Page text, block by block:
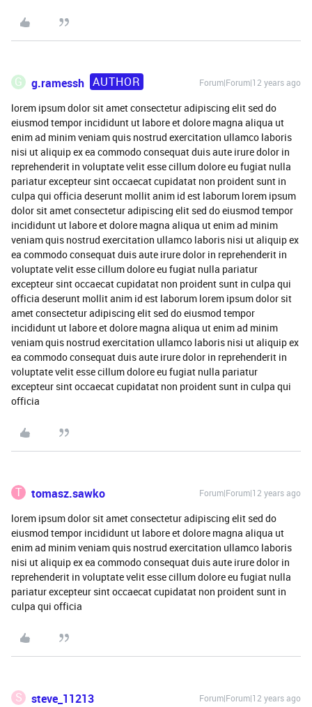
G g.ramessh AUTHOR Forum|Forum|12 years ago
lorem ipsum dolor sit amet consectetur adipiscing elit sed do
eiusmod tempor incididunt ut labore et dolore magna aliqua ut
enim ad minim veniam quis nostrud exercitation ullamco laboris
nisi ut aliquip ex ea commodo consequat duis aute irure dolor in
reprehenderit in voluptate velit esse cillum dolore eu fugiat nulla
pariatur excepteur sint occaecat cupidatat non proident sunt in
culpa qui officia deserunt mollit anim id est laborum lorem ipsum
dolor sit amet consectetur adipiscing elit sed do eiusmod tempor
incididunt ut labore et dolore magna aliqua ut enim ad minim
veniam quis nostrud exercitation ullamco laboris nisi ut aliquip ex
ea commodo consequat duis aute irure dolor in reprehenderit in
voluptate velit esse cillum dolore eu fugiat nulla pariatur
excepteur sint occaecat cupidatat non proident sunt in culpa qui
officia deserunt mollit anim id est laborum lorem ipsum dolor sit
amet consectetur adipiscing elit sed do eiusmod tempor
incididunt ut labore et dolore magna aliqua ut enim ad minim
veniam quis nostrud exercitation ullamco laboris nisi ut aliquip ex
ea commodo consequat duis aute irure dolor in reprehenderit in
voluptate velit esse cillum dolore eu fugiat nulla pariatur
excepteur sint occaecat cupidatat non proident sunt in culpa qui
officia
T tomasz.sawko Forum|Forum|12 years ago
lorem ipsum dolor sit amet consectetur adipiscing elit sed do
eiusmod tempor incididunt ut labore et dolore magna aliqua ut
enim ad minim veniam quis nostrud exercitation ullamco laboris
nisi ut aliquip ex ea commodo consequat duis aute irure dolor in
reprehenderit in voluptate velit esse cillum dolore eu fugiat nulla
pariatur excepteur sint occaecat cupidatat non proident sunt in
culpa qui officia
S steve_11213 Forum|Forum|12 years ago